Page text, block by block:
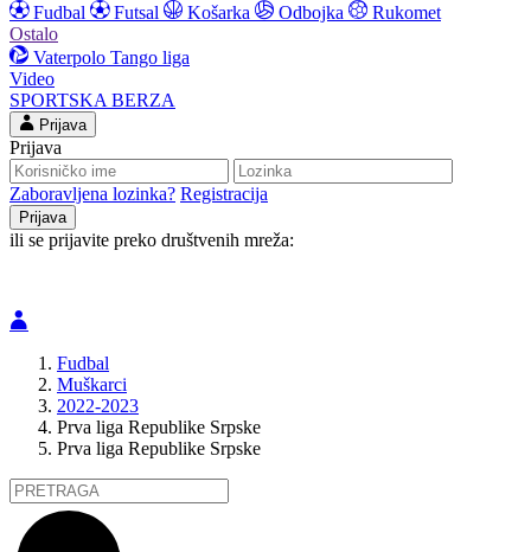
Fudbal
Futsal Košarka Odbojka
Rukomet
Ostalo
Vaterpolo Tango liga
Video
SPORTSKA BERZA
Prijava
Prijava
Zaboravljena lozinka? Registracija
ili se prijavite preko društvenih mreža:
Fudbal
Muškarci
2022-2023
Prva liga Republike Srpske
Prva liga Republike Srpske